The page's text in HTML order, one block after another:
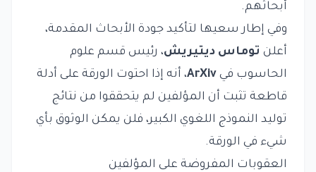
أبحاثهم.
وفي إطار سعيها لتأكيد جودة الأبحاث المقدمة،
أعلن توماس ديتيريش، رئيس قسم علوم
الحاسوب في ArXiv، أنه إذا احتوت الورقة على أدلة
قاطعة تثبت أن المؤلفين لم يتحققوا من نتائج
توليد النموذج اللغوي الكبير، فلن يمكن الوثوق بأي
شيء في الورقة.
العقوبات المفروضة على المؤلفين